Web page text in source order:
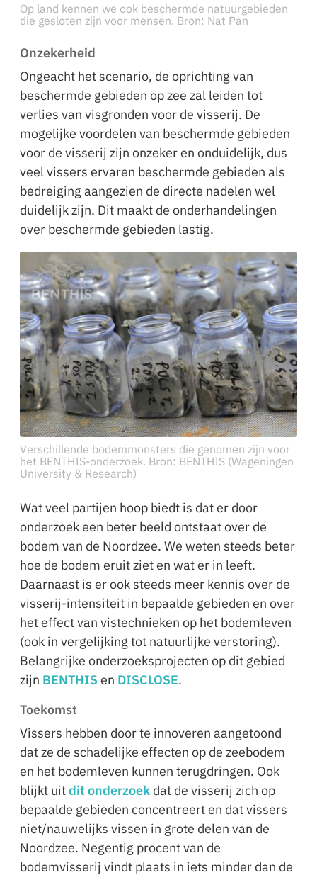
Op land kennen we ook beschermde natuurgebieden
die gesloten zijn voor mensen. Bron: Nat Pan
Onzekerheid
Ongeacht het scenario, de oprichting van
beschermde gebieden op zee zal leiden tot
verlies van visgronden voor de visserij. De
mogelijke voordelen van beschermde gebieden
voor de visserij zijn onzeker en onduidelijk, dus
veel vissers ervaren beschermde gebieden als
bedreiging aangezien de directe nadelen wel
duidelijk zijn. Dit maakt de onderhandelingen
over beschermde gebieden lastig.
Verschillende bodemmonsters die genomen zijn voor
het BENTHIS-onderzoek. Bron: BENTHIS (Wageningen
University & Research)
Wat veel partijen hoop biedt is dat er door
onderzoek een beter beeld ontstaat over de
bodem van de Noordzee. We weten steeds beter
hoe de bodem eruit ziet en wat er in leeft.
Daarnaast is er ook steeds meer kennis over de
visserij-intensiteit in bepaalde gebieden en over
het effect van vistechnieken op het bodemleven
(ook in vergelijking tot natuurlijke verstoring).
Belangrijke onderzoeksprojecten op dit gebied
zijn BENTHIS en DISCLOSE.
Toekomst
Vissers hebben door te innoveren aangetoond
dat ze de schadelijke effecten op de zeebodem
en het bodemleven kunnen terugdringen. Ook
blijkt uitdit onderzoek dat de visserij zich op
bepaalde gebieden concentreert en dat vissers
niet/nauwelijks vissen in grote delen van de
Noordzee. Negentig procent van de
bodemvisserij vindt plaats in iets minder dan de